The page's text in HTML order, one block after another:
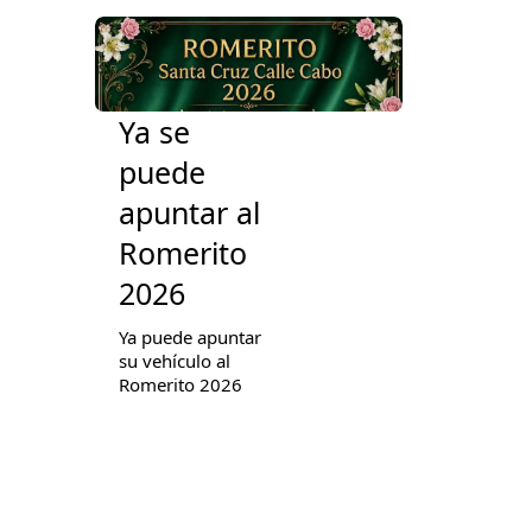
Ya se
puede
apuntar al
Romerito
2026
Ya puede apuntar
su vehículo al
Romerito 2026